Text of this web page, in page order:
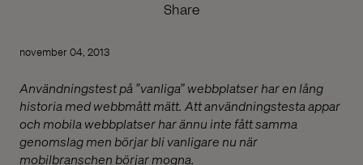
Share
november 04, 2013
Användningstest på ”vanliga” webbplatser har en lång
historia med webbmått mätt. Att användningstesta appar
och mobila webbplatser har ännu inte fått samma
genomslag men börjar bli vanligare nu när
mobilbranschen börjar mogna.